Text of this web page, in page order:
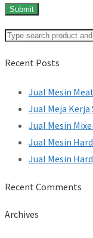
Recent Posts
Jual Mesin
Jual Meja Kerja
Jual Mesin
Jual Mesin
Jual Mesin
Recent Comments
Archives